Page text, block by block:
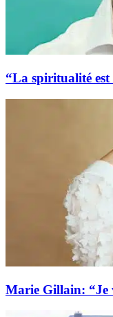
“La spiritualité
Marie Gillain: “Je